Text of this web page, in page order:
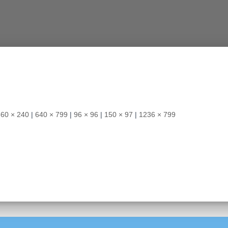
× 240 | 640 × 799 | 96 × 96 | 150 × 97 | 1236 × 799